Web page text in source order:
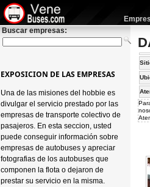
Buscar empresas:
EXPOSICION DE LAS EMPRESAS
Una de las misiones del hobbie es
divulgar el servicio prestado por las
empresas de transporte colectivo de
pasajeros. En esta seccion, usted
puede conseguir información sobre
empresas de autobuses y apreciar
fotografias de los autobuses que
componen la flota o dejaron de
prestar su servicio en la misma.